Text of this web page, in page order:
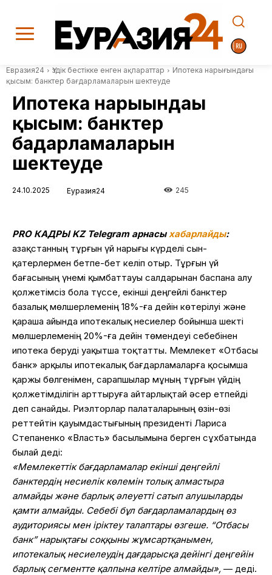
Евразия24 Үздік бестікке енген ақпараттар
Ипотека нарығындағы
қысым: банктер бағдарламаларын шектеуде
Ипотека нарығындағы
қысым: банктер
бағдарламаларын
шектеуде
24.10.2025 Еуразия24 245
PRO КАДРЫ KZ Telegram арнасыхабарлайды:
Қазақстанның тұрғын үй нарығы күрделі сын-
қатерлермен бетпе-бет келіп отыр. Тұрғын үй
бағасының үнемі қымбаттауы салдарынан баспана алу
қолжетімсіз бола түссе, екінші деңгейлі банктер
базалық мөлшерлеменің 18%-ға дейін көтерілуі және
қараша айында ипотекалық несиелер бойынша шекті
мөлшерлеменің 20%-ға дейін төмендеуі себебінен
ипотека беруді уақытша тоқтатты. Мемлекет «Отбасы
банк» арқылы ипотекалық бағдарламаларға қосымша
қаржы бөлгенімен, сарапшылар мұның тұрғын үйдің
қолжетімділігін арттыруға айтарлықтай әсер етпейді
деп санайды. Риэлторлар палаталарының өзін-өзі
реттейтін қауымдастығының президенті Лариса
Степаненко «Власть» басылымына берген сұхбатында
былай деді:
«Мемлекеттік бағдарламалар екінші деңгейлі
банктердің несиелік көлемін толық алмастыра
алмайды және барлық әлеуетті сатып алушыларды
қамти алмайды. Себебі бұл бағдарламалардың өз
аудиториясы мен іріктеу талаптары өзгеше. “Отбасы
банк” нарықтағы соққыны жұмсартқанымен,
ипотекалық несиелеудің дағдарысқа дейінгі деңгейін
барлық сегментте қалпына келтіре алмайды», — деді.